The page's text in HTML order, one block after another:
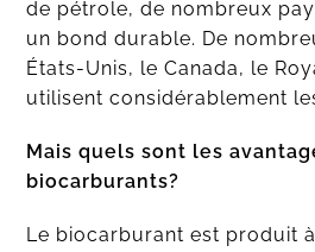
de pétrole, de nombreux
un bond durable. De
États-Unis, le Canada, le
utilisent considérablement
Mais quels sont les
biocarburants?
Le biocarburant est produit